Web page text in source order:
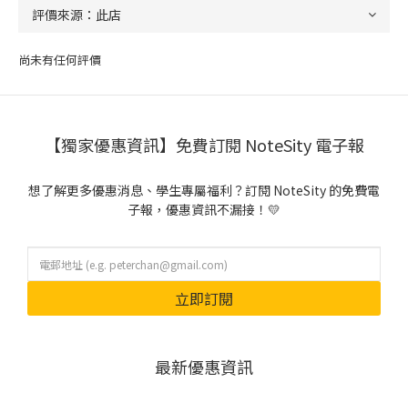
尚未有任何評價
【獨家優惠資訊】免費訂閱 NoteSity 電子報
想了解更多優惠消息、學生專屬福利？訂閱 NoteSity 的免費電
子報，優惠資訊不漏接！💛
立即訂閱
最新優惠資訊